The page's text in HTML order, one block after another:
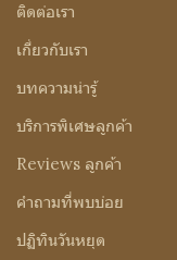
ติดต่อเรา
เกี่ยวกับเรา
บทความน่ารู้
บริการพิเศษลูกค้า
Reviews ลูกค้า
คำถามที่พบบ่อย
ปฏิทินวันหยุด